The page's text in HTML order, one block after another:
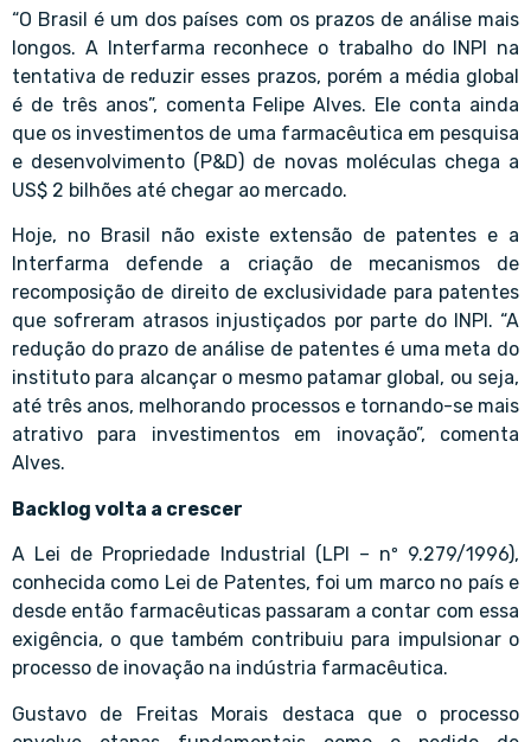
“O Brasil é um dos países com os prazos de análise mais
longos. A Interfarma reconhece o trabalho do INPI na
tentativa de reduzir esses prazos, porém a média global
é de três anos”, comenta Felipe Alves. Ele conta ainda
que os investimentos de uma farmacêutica em pesquisa
e desenvolvimento (P&D) de novas moléculas chega a
US$ 2 bilhões até chegar ao mercado.
Hoje, no Brasil não existe extensão de patentes e a
Interfarma defende a criação de mecanismos de
recomposição de direito de exclusividade para patentes
que sofreram atrasos injustiçados por parte do INPI. “A
redução do prazo de análise de patentes é uma meta do
instituto para alcançar o mesmo patamar global, ou seja,
até três anos, melhorando processos e tornando-se mais
atrativo para investimentos em inovação”, comenta
Alves.
Backlog volta a crescer
A Lei de Propriedade Industrial (LPI – nº 9.279/1996),
conhecida como Lei de Patentes, foi um marco no país e
desde então farmacêuticas passaram a contar com essa
exigência, o que também contribuiu para impulsionar o
processo de inovação na indústria farmacêutica.
Gustavo de Freitas Morais destaca que o processo